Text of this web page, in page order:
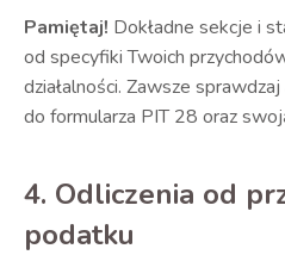
Pamiętaj! Dokładne sekcje i
od specyfiki Twoich
działalności. Zawsze
do formularza PIT 28 oraz
4. Odliczenia od
podatku